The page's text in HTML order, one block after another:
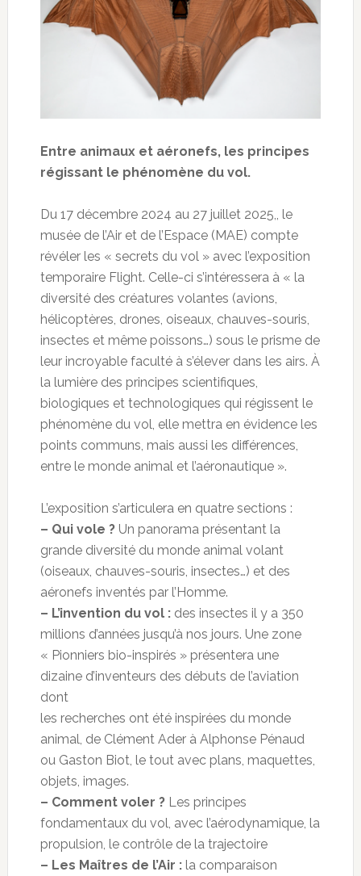
Entre animaux et aéronefs, les principes
régissant le phénomène du vol.
Du 17 décembre 2024 au 27 juillet 2025,, le
musée de l’Air et de l’Espace (MAE) compte
révéler les « secrets du vol » avec l’exposition
temporaire Flight. Celle-ci s’intéressera à « la
diversité des créatures volantes (avions,
hélicoptères, drones, oiseaux, chauves-souris,
insectes et même poissons…) sous le prisme de
leur incroyable faculté à s’élever dans les airs. À
la lumière des principes scientifiques,
biologiques et technologiques qui régissent le
phénomène du vol, elle mettra en évidence les
points communs, mais aussi les différences,
entre le monde animal et l’aéronautique ».
L’exposition s’articulera en quatre sections :
– Qui vole ?Un panorama présentant la
grande diversité du monde animal volant
(oiseaux, chauves-souris, insectes…) et des
aéronefs inventés par l’Homme.
– L’invention du vol :des insectes il y a 350
millions d’années jusqu’à nos jours. Une zone
« Pionniers bio-inspirés » présentera une
dizaine d’inventeurs des débuts de l’aviation
dont
les recherches ont été inspirées du monde
animal, de Clément Ader à Alphonse Pénaud
ou Gaston Biot, le tout avec plans, maquettes,
objets, images.
– Comment voler ?Les principes
fondamentaux du vol, avec l’aérodynamique, la
propulsion, le contrôle de la trajectoire
– Les Maîtres de l’Air :la comparaison